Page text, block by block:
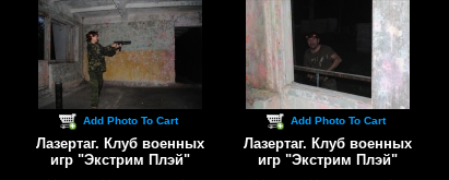
Add Photo To Cart
Лазертаг. Клуб военных
игр "Экстрим Плэй"
Add Photo To Cart
Лазертаг. Клуб военных
игр "Экстрим Плэй"